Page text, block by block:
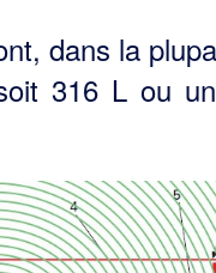
dans la
316 L ou